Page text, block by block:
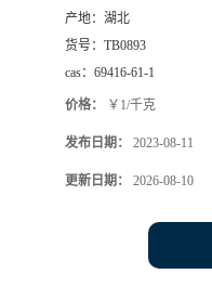
产地： 湖北
货号： TB0893
cas： 69416-61-1
价格： ￥1/千克
发布日期： 2023-08-11
更新日期： 2026-08-10